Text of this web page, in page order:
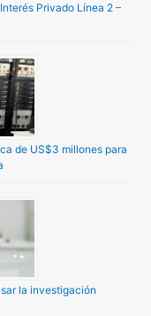
Privado Línea 2 –
de US$3 millones para
la investigación